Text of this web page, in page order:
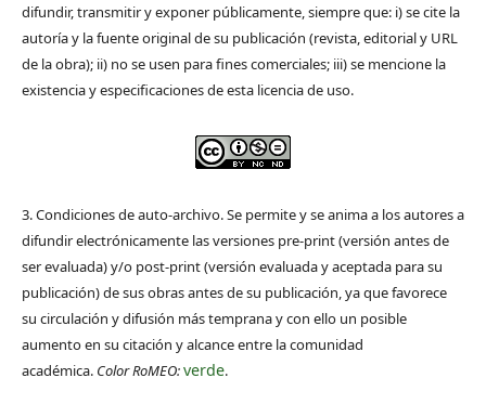
difundir, transmitir y exponer públicamente, siempre que: i) se cite la
autoría y la fuente original de su publicación (revista, editorial y URL
de la obra); ii) no se usen para fines comerciales; iii) se mencione la
existencia y especificaciones de esta licencia de uso.
3. Condiciones de auto-archivo. Se permite y se anima a los autores a
difundir electrónicamente las versiones pre-print (versión antes de
ser evaluada) y/o post-print (versión evaluada y aceptada para su
publicación) de sus obras antes de su publicación, ya que favorece
su circulación y difusión más temprana y con ello un posible
aumento en su citación y alcance entre la comunidad
académica. Color RoMEO:verde.